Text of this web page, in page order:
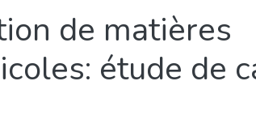
de matières
étude de